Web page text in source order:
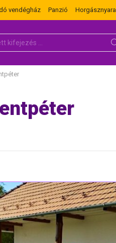
vendégház Panzió